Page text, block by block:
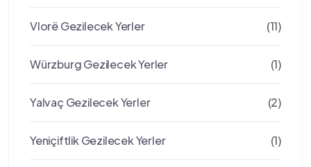
Vlorë Gezilecek Yerler (11)
Würzburg Gezilecek Yerler (1)
Yalvaç Gezilecek Yerler (2)
Yeniçiftlik Gezilecek Yerler (1)